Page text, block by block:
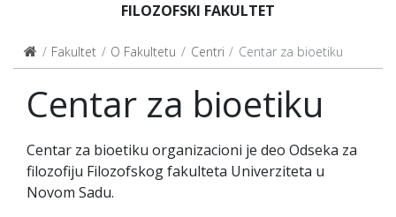
FILOZOFSKI FAKULTET
Fakultet O Fakultetu Centri Centar za bioetiku
Centar za bioetiku
Centar za bioetiku organizacioni je deo Odseka za
filozofiju Filozofskog fakulteta Univerziteta u
Novom Sadu.